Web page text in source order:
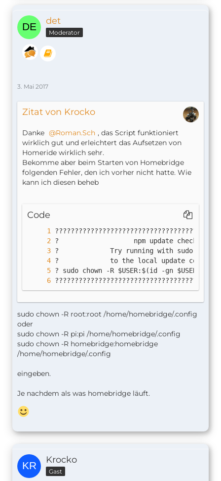
det
Moderator
3. Mai 2017
Zitat von Krocko
Danke Roman.Sch , das Script funktioniert
wirklich gut und erleichtert das Aufsetzen von
Homeride wirklich sehr.
Bekomme aber beim Starten von Homebridge
folgenden Fehler, den ich vorher nicht hatte. Wie
kann ich diesen beheb
Code
sudo chown -R root:root /home/homebridge/.config
oder
sudo chown -R pi:pi /home/homebridge/.config
sudo chown -R homebridge:homebridge
/home/homebridge/.config
eingeben.
Je nachdem als was homebridge läuft.
Krocko
Gast